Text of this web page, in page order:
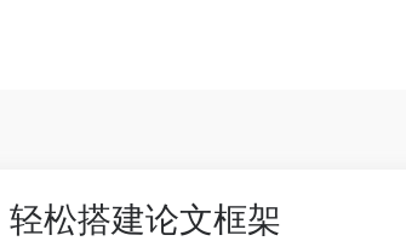
松搭建论文框架